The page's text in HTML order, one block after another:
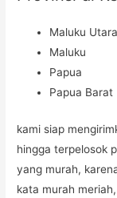
Maluku Utara
Maluku
Papua
Papua Barat
kami siap
hingga terpelosok
yang murah,
kata murah